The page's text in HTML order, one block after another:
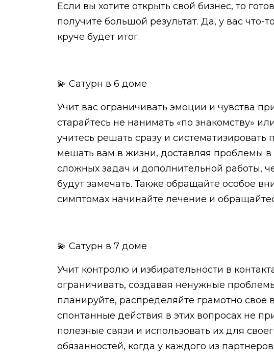
Если вы хотите открыть свой бизнес, то
получите большой результат. Да, у вас
круче будет итог.
💫 Сатурн в 6 доме
Учит вас ограничивать эмоции и чувства
старайтесь не нанимать «по знакомству»
учитесь решать сразу и систематизировать
мешать вам в жизни, доставляя проблемы
сложных задач и дополнительной работы,
будут замечать. Также обращайте особое
симптомах начинайте лечение и
💫 Сатурн в 7 доме
Учит контролю и избирательности в
ограничивать, создавая ненужные
планируйте, распределяйте грамотно свое
спонтанные действия в этих вопросах не
полезные связи и использовать их для
обязанностей, когда у каждого из